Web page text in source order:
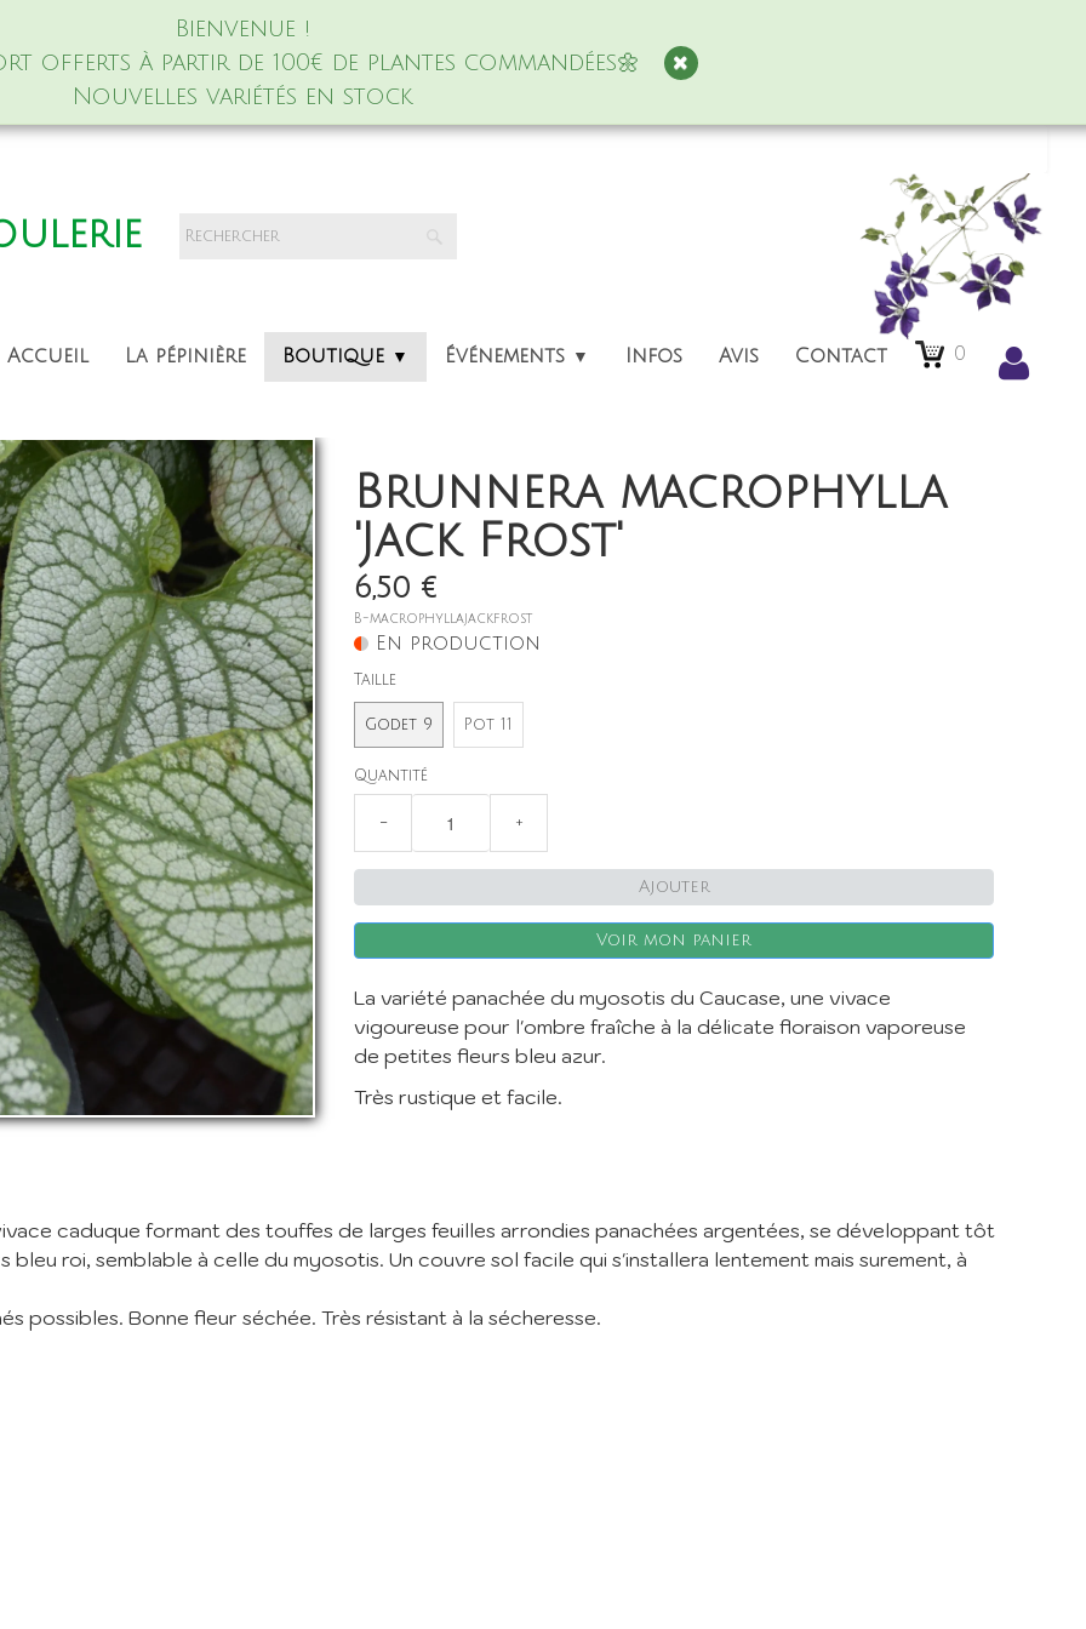
Bienvenue !
offerts à partir de 100€ de plantes commandées🌼
Nouvelles variétés en stock
Accueil La pépinière Boutique ▼ Événements ▼ Infos Avis Contact 0
Brunnera macrophylla
'Jack Frost'
6,50 €
B-macrophyllajackfrost
En production
Taille
Godet 9 Pot 11
Quantité
− +
Ajouter
Voir mon panier
La variété panachée du myosotis du Caucase, une vivace
vigoureuse pour l'ombre fraîche à la délicate floraison vaporeuse
de petites fleurs bleu azur.
Très rustique et facile.
caduque formant des touffes de larges feuilles arrondies panachées argentées, se développant tôt
roi, semblable à celle du myosotis. Un couvre sol facile qui s'installera lentement mais surement, à
possibles. Bonne fleur séchée. Très résistant à la sécheresse.
à la Newsletter
vous à notre newsletter mensuelle pour recevoir les dernières infos de la
mes informations, j'accepte votrePolitique de confidentialité